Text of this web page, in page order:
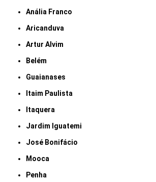
Anália Franco
Aricanduva
Artur Alvim
Belém
Guaianases
Itaim Paulista
Itaquera
Jardim Iguatemi
José Bonifácio
Mooca
Penha